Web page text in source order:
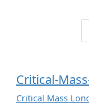
Critical-
Critical Mass